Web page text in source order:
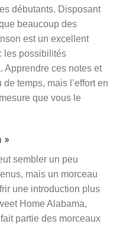
débutants. Disposant
beaucoup des
est un excellent
les possibilités
Apprendre ces notes et
temps, mais l’effort en
que vous le
»
sembler un peu
mais un morceau
une introduction plus
Home Alabama,
partie des morceaux